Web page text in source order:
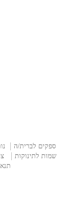
ספקים לברית/ה
שמות לתינוקות